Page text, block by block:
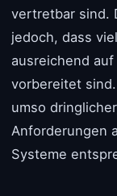
vertretbar sind.
jedoch, dass
ausreichend
vorbereitet
umso
Anforderungen
Systeme